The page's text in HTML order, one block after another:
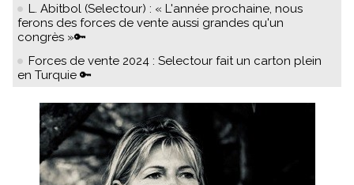
L. Abitbol (Selectour) : « L'année prochaine, nous
ferons des forces de vente aussi grandes qu'un
congrès »🔑
Forces de vente 2024 : Selectour fait un carton plein
en Turquie 🔑